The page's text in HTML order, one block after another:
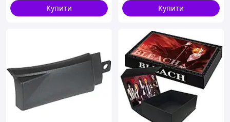
Купити
Купити